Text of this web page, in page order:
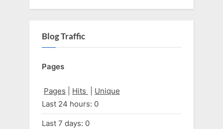
Blog Traffic
Pages
Pages Hits
Unique
Last 24 hours: 0
Last 7 days: 0